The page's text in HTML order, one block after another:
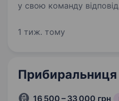
у свою команду
Що входить у твої обов’язки:
1 тиж. тому
Прибиральниця
16 500 – 33 000 грн